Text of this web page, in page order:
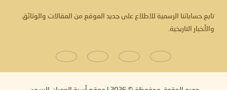
تابع حساباتنا الرسمية للاطلاع على جديد الموقع من المقالات والوثائق
والأخبار التاريخية.